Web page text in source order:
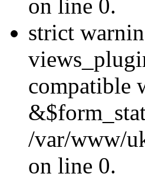
on line 0.
strict
compatible
/var/www/
on line 0.